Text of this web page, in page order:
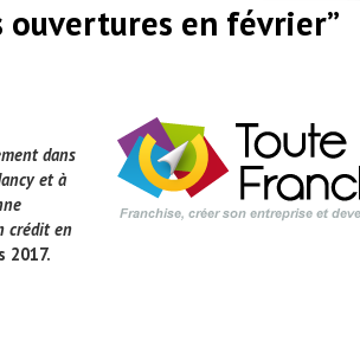
ouvertures en février”
dans
et à
crédit en
2017.